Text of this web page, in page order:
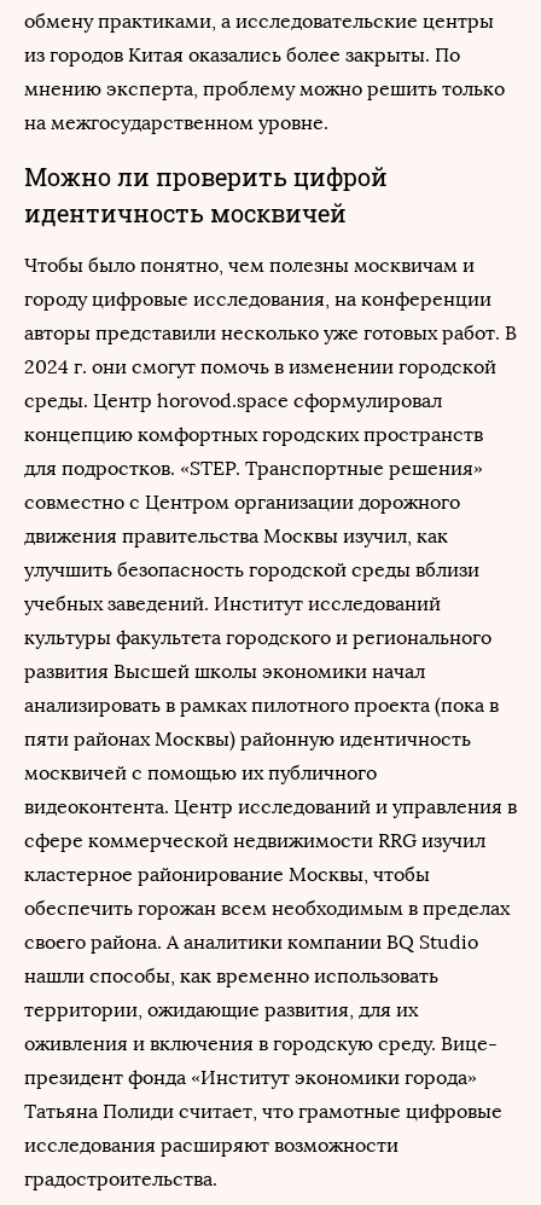
обмену практиками, а исследовательские центры
из городов Китая оказались более закрыты. По
мнению эксперта, проблему можно решить только
на межгосударственном уровне.
Можно ли проверить цифрой
идентичность москвичей
Чтобы было понятно, чем полезны москвичам и
городу цифровые исследования, на конференции
авторы представили несколько уже готовых работ. В
2024 г. они смогут помочь в изменении городской
среды. Центр horovod.space сформулировал
концепцию комфортных городских пространств
для подростков. «STEP. Транспортные решения»
совместно с Центром организации дорожного
движения правительства Москвы изучил, как
улучшить безопасность городской среды вблизи
учебных заведений. Институт исследований
культуры факультета городского и регионального
развития Высшей школы экономики начал
анализировать в рамках пилотного проекта (пока в
пяти районах Москвы) районную идентичность
москвичей с помощью их публичного
видеоконтента. Центр исследований и управления в
сфере коммерческой недвижимости RRG изучил
кластерное районирование Москвы, чтобы
обеспечить горожан всем необходимым в пределах
своего района. А аналитики компании BQ Studio
нашли способы, как временно использовать
территории, ожидающие развития, для их
оживления и включения в городскую среду. Вице-
президент фонда «Институт экономики города»
Татьяна Полиди считает, что грамотные цифровые
исследования расширяют возможности
градостроительства.